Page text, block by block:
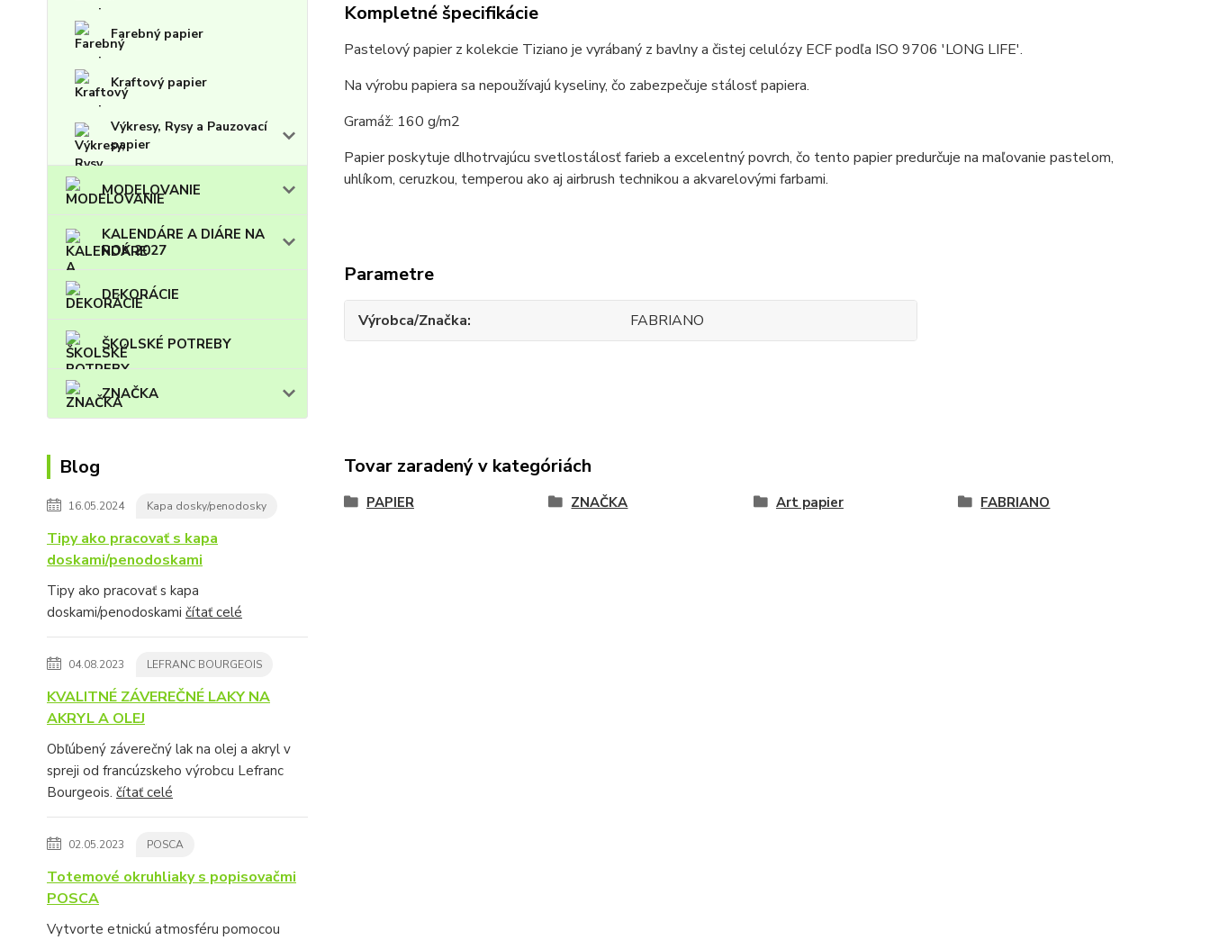
Farebný papier
Kraftový papier
Výkresy, Rysy a Pauzovací
papier
MODELOVANIE
KALENDÁRE A DIÁRE NA
ROK 2027
DEKORÁCIE
ŠKOLSKÉ POTREBY
ZNAČKA
Blog
16.05.2024 Kapa dosky/penodosky
Tipy ako pracovať s kapa
doskami/penodoskami
Tipy ako pracovať s kapa
doskami/penodoskami čítať celé
04.08.2023 LEFRANC BOURGEOIS
KVALITNÉ ZÁVEREČNÉ LAKY NA
AKRYL A OLEJ
Obľúbený záverečný lak na olej a akryl v
spreji od francúzskeho výrobcu Lefranc
Bourgeois. čítať celé
02.05.2023 POSCA
Totemové okruhliaky s popisovačmi
POSCA
Vytvorte etnickú atmosféru pomocou
Kompletné špecifikácie
Pastelový papier z kolekcie Tiziano je vyrábaný z bavlny a čistej celulózy ECF podľa ISO 9706 'LONG LIFE'.
Na výrobu papiera sa nepoužívajú kyseliny, čo zabezpečuje stálosť papiera.
Gramáž: 160 g/m2
Papier poskytuje dlhotrvajúcu svetlostálosť farieb a excelentný povrch, čo tento papier predurčuje na maľovanie pastelom,
uhlíkom, ceruzkou, temperou ako aj airbrush technikou a akvarelovými farbami.
Parametre
Výrobca/Značka FABRIANO
Tovar zaradený v kategóriách
PAPIER ZNAČKA Art papier FABRIANO